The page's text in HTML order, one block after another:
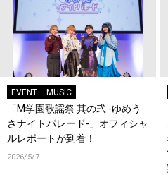
EVENT MUSIC
「M学園歌謡祭 其の弐 -ゆめう
さナイトパレード-」オフィシャ
ルレポートが到着！
2026/5/7